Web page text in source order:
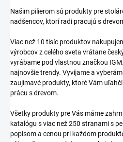
Našim pilierom sú produkty pre
nadšencov, ktorí radi pracujú s
Viac než 10 tisíc produktov
výrobcov z celého sveta vrátane
vyrábame pod vlastnou značkou
najnovšie trendy. Vyvíjame a
zaujímavé produkty, ktoré Vám
prácu s drevom.
Všetky produkty pre Vás máme
katalógu s viac než 250 stranami s
popisom a cenou pri každom